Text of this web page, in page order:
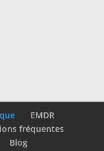
EMDR
fréquentes
Blog